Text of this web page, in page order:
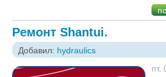
Ремонт Shantui.
Добавил: hydraulics
пт,